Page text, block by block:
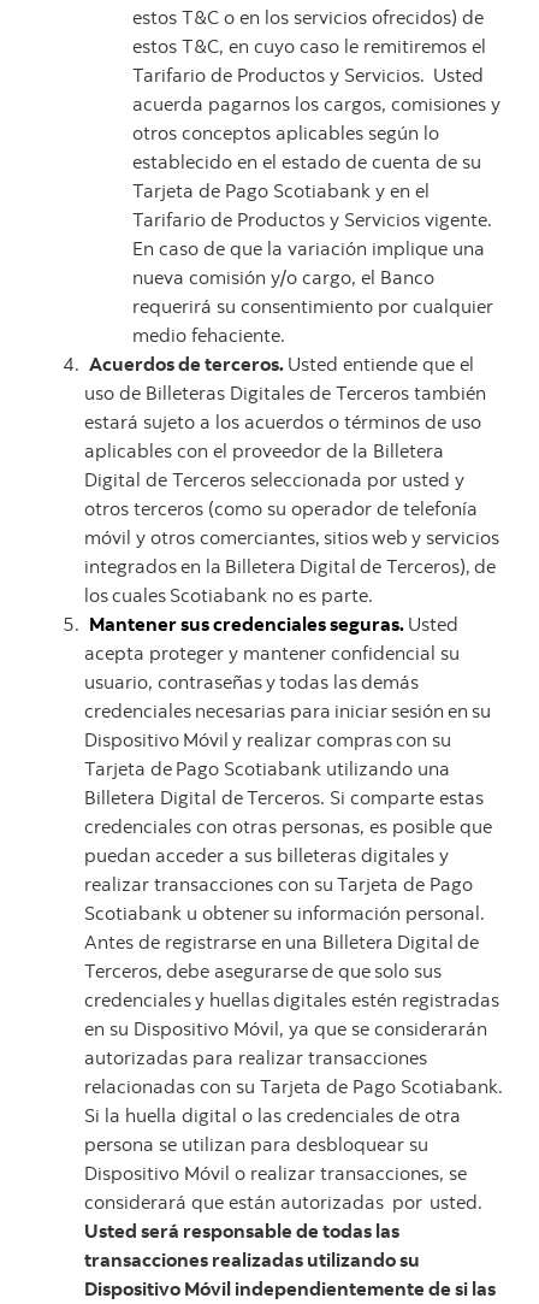
estos T&C o en los servicios ofrecidos) de
estos T&C, en cuyo caso le remitiremos el
Tarifario de Productos y Servicios. Usted
acuerda pagarnos los cargos, comisiones y
otros conceptos aplicables según lo
establecido en el estado de cuenta de su
Tarjeta de Pago Scotiabank y en el
Tarifario de Productos y Servicios vigente.
En caso de que la variación implique una
nueva comisión y/o cargo, el Banco
requerirá su consentimiento por cualquier
medio fehaciente.
Acuerdos de terceros. Usted entiende que el
uso de Billeteras Digitales de Terceros también
estará sujeto a los acuerdos o términos de uso
aplicables con el proveedor de la Billetera
Digital de Terceros seleccionada por usted y
otros terceros (como su operador de telefonía
móvil y otros comerciantes, sitiosweb y servicios
integradosen la Billetera Digital de Terceros), de
loscuales Scotiabank no es parte.
Mantener sus credenciales seguras. Usted
acepta proteger y mantener confidencial su
usuario, contraseñasytodas lasdemás
credenciales necesarias para iniciar sesión en su
Dispositivo Móvil y realizar comprascon su
Tarjeta de Pago Scotiabank utilizando una
Billetera Digital deTerceros. Si comparte estas
credenciales con otras personas, es posible que
puedan acceder a sus billeteras digitales y
realizar transacciones con su Tarjeta de Pago
Scotiabank u obtener su información personal.
Antes de registrarse en una Billetera Digital de
Terceros, debe asegurarsede que solo sus
credencialesy huellasdigitales estén registradas
en su Dispositivo Móvil, ya que se considerarán
autorizadas para realizar transacciones
relacionadas con su Tarjeta de Pago Scotiabank.
Si la huella digital o las credenciales de otra
persona se utilizan para desbloquear su
Dispositivo Móvil o realizar transacciones, se
considerará que están autorizadas por usted.
Usted será responsable de todas las
transacciones realizadas utilizando su
Dispositivo Móvil independientemente de si las